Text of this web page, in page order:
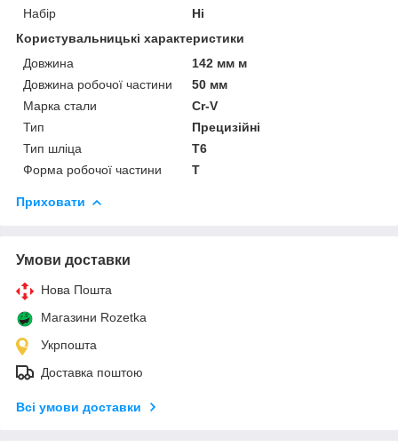
Набір
Ні
Користувальницькі характеристики
Довжина
142 мм м
Довжина робочої частини
50 мм
Марка стали
Cr-V
Тип
Прецизійні
Тип шліца
T6
Форма робочої частини
T
Приховати
Умови доставки
Нова Пошта
Магазини Rozetka
Укрпошта
Доставка поштою
Всі умови доставки